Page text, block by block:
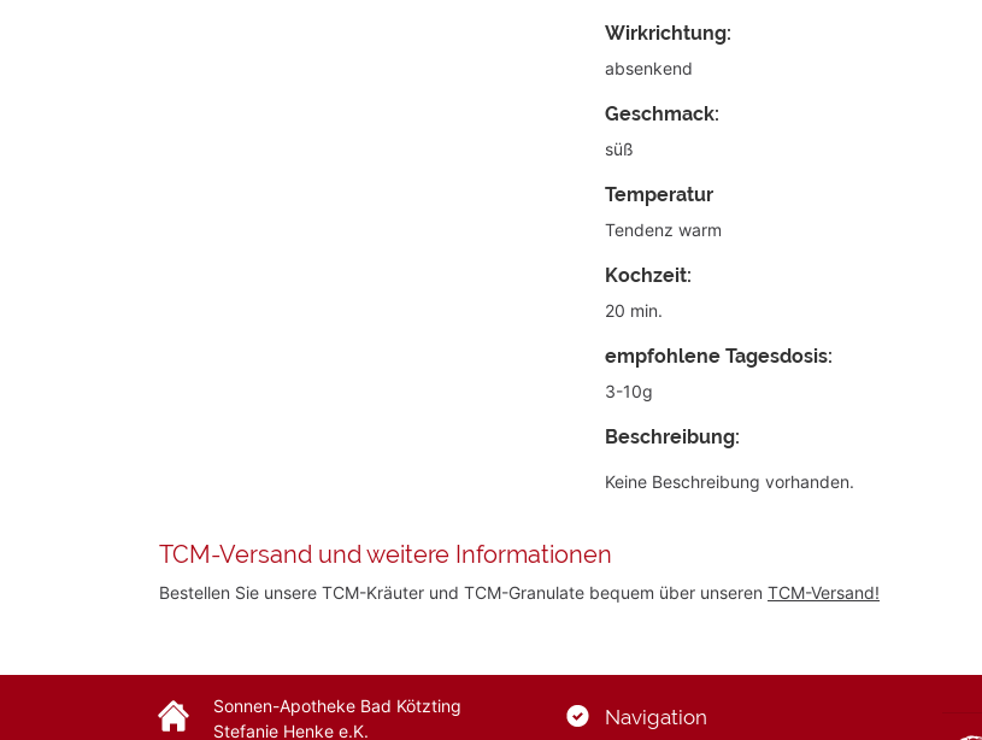
Wirkrichtung:
absenkend
Geschmack:
süß
Temperatur
Tendenz warm
Kochzeit:
20 min.
empfohlene Tagesdosis:
3-10g
Beschreibung:
Keine Beschreibung vorhanden.
TCM-Versand und weitere Informationen
Bestellen Sie unsere TCM-Kräuter und TCM-Granulate bequem über unseren TCM-Versand!
Sonnen-Apotheke Bad Kötzting
Stefanie Henke e.K.
Navigation